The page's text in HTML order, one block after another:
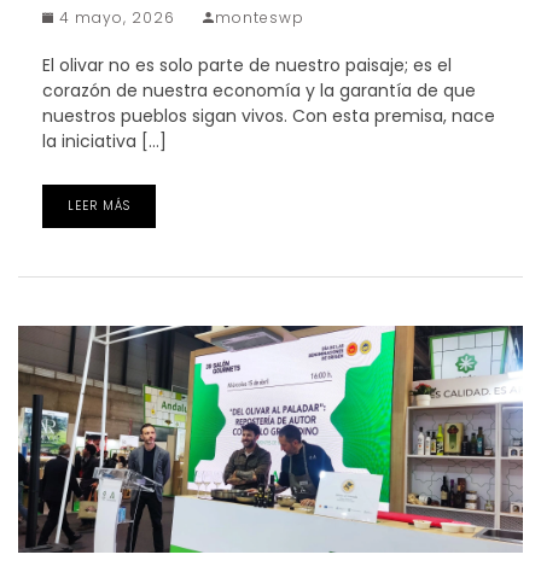
4 mayo, 2026 monteswp
El olivar no es solo parte de nuestro paisaje; es el
corazón de nuestra economía y la garantía de que
nuestros pueblos sigan vivos. Con esta premisa, nace
la iniciativa […]
LEER MÁS